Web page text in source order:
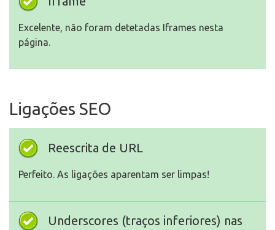
Excelente, não foram detetadas Iframes nesta
página.
Ligações SEO
Reescrita de URL
Perfeito. As ligações aparentam ser limpas!
Underscores (traços inferiores) nas